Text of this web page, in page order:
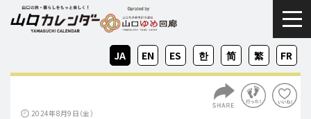
ZH-
CN
ZH-
TW
EN FR
JA KO
ES
2024年8月9日（金）